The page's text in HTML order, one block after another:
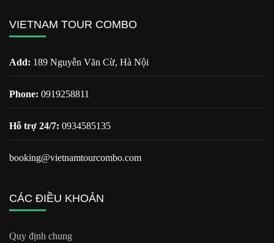
VIETNAM TOUR COMBO
Add: 189 Nguyễn Văn Cừ, Hà Nội
Phone: 0919258811
Hỗ trợ 24/7: 0934585135
booking@vietnamtourcombo.com
CÁC ĐIỀU KHOẢN
Quy định chung